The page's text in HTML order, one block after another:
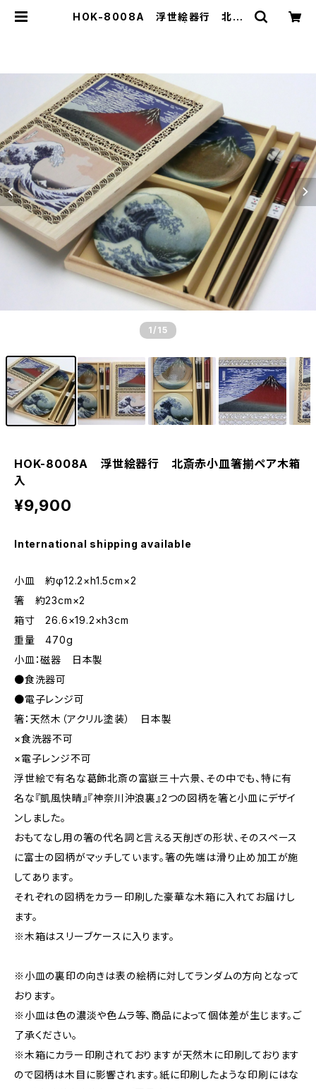
HOK-8008A 浮世絵器行 北斎
1 /15
HOK-8008A 浮世絵器行 北斎赤小皿箸揃ペア木箱
入
¥9,900
International shipping available
小皿 約φ12.2×h1.5cm×2
箸 約23cm×2
箱寸 26.6×19.2×h3cm
重量 470g
小皿：磁器 日本製
●食洗器可
●電子レンジ可
箸：天然木（アクリル塗装） 日本製
×食洗器不可
×電子レンジ不可
浮世絵で有名な葛飾北斎の富嶽三十六景、その中でも、特に有
名な『凱風快晴』『神奈川沖浪裏』2つの図柄を箸と小皿にデザイ
ンしました。
おもてなし用の箸の代名詞と言える天削ぎの形状、そのスペース
に富士の図柄がマッチしています。箸の先端は滑り止め加工が施
してあります。
それぞれの図柄をカラー印刷した豪華な木箱に入れてお届けし
ます。
※木箱はスリーブケースに入ります。
※小皿の裏印の向きは表の絵柄に対してランダムの方向となって
おります。
※小皿は色の濃淡や色ムラ等、商品によって個体差が生じます。ご
了承ください。
※木箱にカラー印刷されておりますが天然木に印刷しております
ので図柄は木目に影響されます。紙に印刷したような印刷にはな